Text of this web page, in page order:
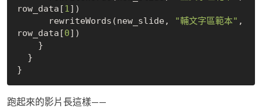
row_data[1])
      rewriteWords(new_slide,
"輔文字區範本" ,
row_data[0])
跑起來的影片長這樣——